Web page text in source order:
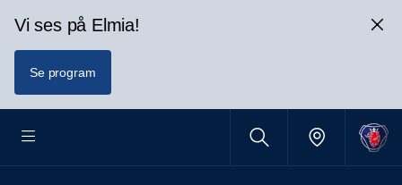
Vi ses på Elmia!
Se program